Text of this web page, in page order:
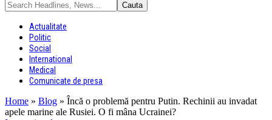
Actualitate
Politic
Social
International
Medical
Comunicate de presa
Home » Blog » Încă o problemă pentru Putin. Rechinii au invadat
apele marine ale Rusiei. O fi mâna Ucrainei?